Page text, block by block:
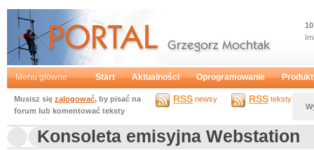
Portal Grzegorz Mochtak
Menu główne Start Aktualności Oprogramowanie
RSS newsy RSS teksty
Musisz się zalogować, by pisać na
forum lub komentować teksty
Konsoleta emisyjna Webstation